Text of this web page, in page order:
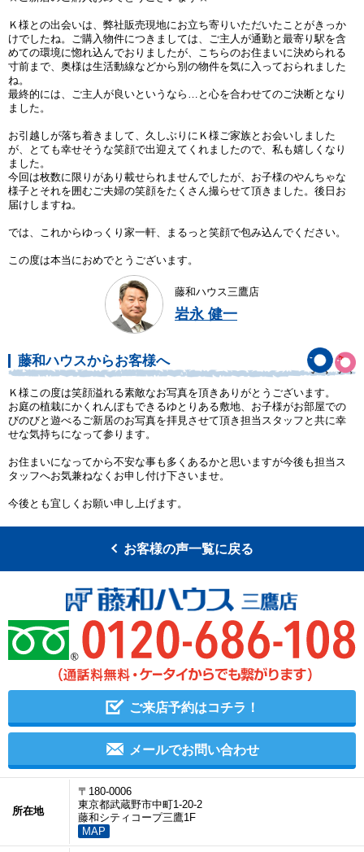
Ｋ様との出会いは、弊社販売現地にお立ち寄りいただいたことがきっか
けでしたね。ご購入物件につきましては、ご主人が通勤と最寄り駅を含
めての環境に惚れ込んでおりましたが、こちらのお住まいに決められる
寸前まで、奥様は生活動線などから別の物件を気に入っておられました
ね。
最終的には、ご主人が良いというなら…と心を合わせてのご決断となり
ました。
お引越しが落ち着きまして、久しぶりにＫ様ご家族とお会いしました
が、とても幸せそうな笑顔で出迎えてくれましたので、私も嬉しくなり
ました。
今回は枚数に限りがあり載せられませんでしたが、お子様のやんちゃな
様子とそれを囲むご夫婦の笑顔をたくさん撮らせて頂きました。後日お
届けしますね。
では、これからゆっくり家一軒、まるっと笑顔で包み込んでください。
この度は本当におめでとうございます。
藤和ハウス三鷹店
岩永 健一
藤和ハウスからお客様へ
Ｋ様この度は笑顔溢れる素敵なお写真を頂きありがとうございます。
お庭の植栽にかくれんぼもできるゆとりある敷地、お子様がお部屋での
びのびと遊べるご新居のお写真を拝見させて頂き担当スタッフと共に幸
せな気持ちになって参ります。
お住まいになってから不安な事も多くあるかと思いますが今後も担当ス
タッフへお気兼ねなくお申し付け下さいませ。
今後とも宜しくお願い申し上げます。
お客様の声一覧に戻る
ご来店予約はコチラ！
メールでお問い合わせ
所在地
〒180-0006
東京都武蔵野市中町1-20-2
藤和シティコープ三鷹1F
MAP